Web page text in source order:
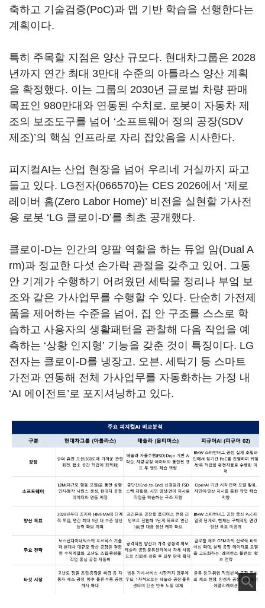
축하고 기술검증(PoC)과 맵 기반 학습을 선행한다는
계획이다.
특히 주목할 지점은 양산 규모다. 현대차그룹은 2028
년까지 연간 최대 3만대 수준의 아틀라스 양산 계획
을 확정했다. 이는 그룹의 2030년 글로벌 차량 판매
목표인 980만대와 연동된 수치로, 로봇이 자동차 제
조의 보조도구를 넘어 ‘소프트웨어 정의 공장(SDV
제조)’의 핵심 인프라로 자리 잡았음을 시사한다.
피지컬AI는 산업 현장을 넘어 우리네 거실까지 파고
들고 있다. LG전자(066570)는 CES 2026에서 ‘제로
레이버 홈(Zero Labor Home)’ 비전을 실현할 가사전
용 로봇 ‘LG 클로이-D’를 최초 공개했다.
클로이-D는 인간의 양팔 역할을 하는 듀얼 암(Dual A
rm)과 정교한 다섯 손가락 관절을 갖추고 있어, 그동
안 기계가 수행하기 어려웠던 세탁물 정리나 부엌 보
조와 같은 가사업무를 수행할 수 있다. 단순히 가전제
품을 제어하는 수준을 넘어, 집 안 구조를 스스로 학
습하고 사용자의 생활패턴을 관찰해 다음 작업을 예
측하는 ‘상황 인지형’ 기능을 갖춘 것이 특징이다. LG
전자는 클로이-D를 냉장고, 오븐, 세탁기 등 스마트
가전과 연동해 전체 가사업무를 자동화하는 가정 내
‘AI 에이전트’로 포지셔닝하고 있다.